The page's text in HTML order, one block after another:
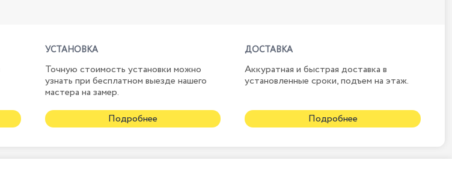
УСТАНОВКА
Точную стоимость установки можно
узнать при бесплатном выезде нашего
мастера на замер.
Подробнее
ДОСТАВКА
Аккуратная и быстрая доставка в
установленные сроки, подъем на этаж.
Подробнее